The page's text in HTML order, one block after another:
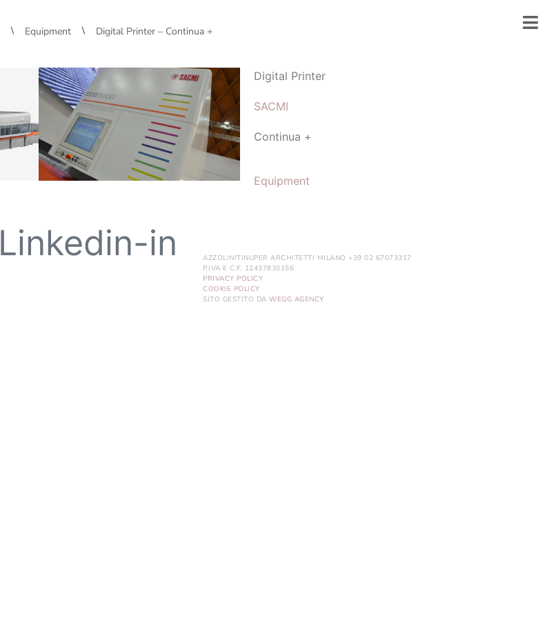
\ Equipment \ Digital Printer – Continua +
Digital Printer
SACMI
Continua +
Equipment
Linkedin-in
AZZOLINITINUPER ARCHITETTI MILANO +39 02 67073317
P.IVA E C.F. 12437830156
PRIVACY POLICY
COOKIE POLICY
SITO GESTITO DAWEGG AGENCY